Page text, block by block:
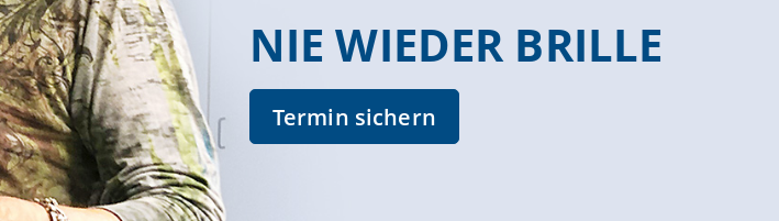
NIE WIEDER BRILLE
Termin sichern